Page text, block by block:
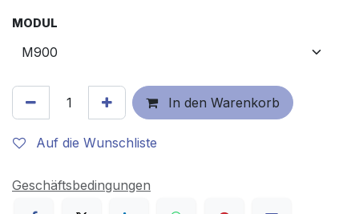
MODUL
In den Warenkorb
Auf die Wunschliste
Geschäftsbedingungen